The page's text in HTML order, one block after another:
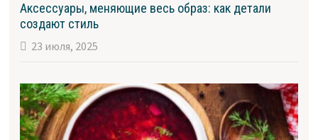
Аксессуары, меняющие весь образ: как детали
создают стиль
23 июля, 2025